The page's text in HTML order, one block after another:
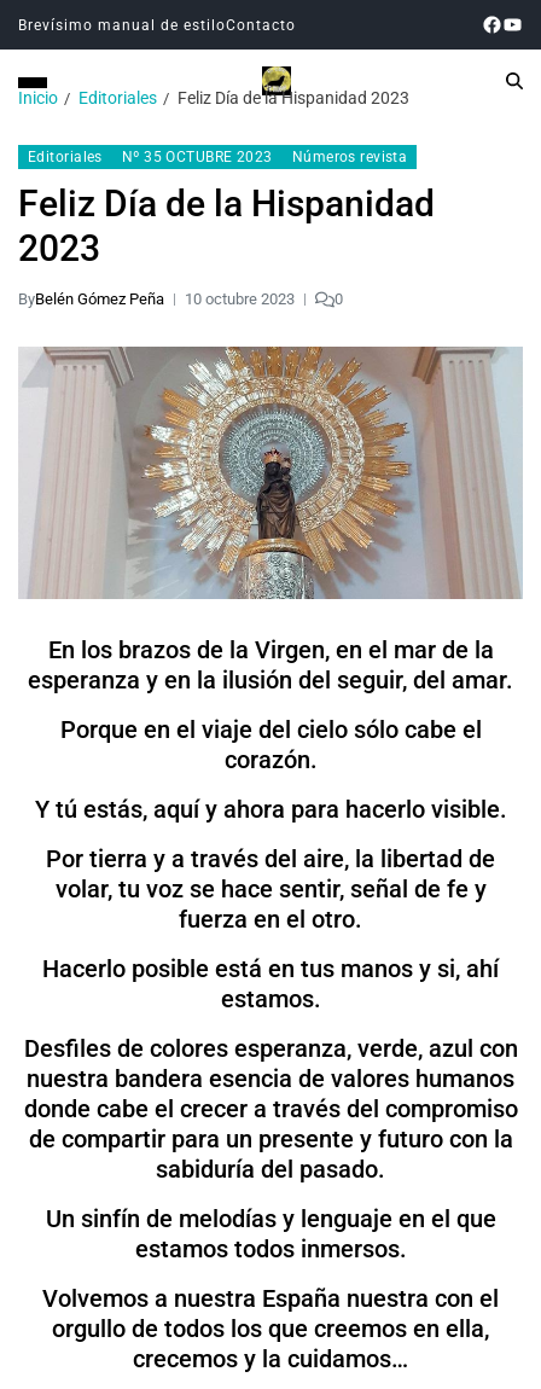
Brevísimo manual de estiloContacto
Inicio Editoriales Feliz Día de la Hispanidad 2023
Editoriales Nº 35 OCTUBRE 2023 Números revista
Feliz Día de la Hispanidad
2023
ByBelén Gómez Peña 10 octubre 2023 0
En los brazos de la Virgen, en el mar de la
esperanza y en la ilusión del seguir, del amar.
Porque en el viaje del cielo sólo cabe el
corazón.
Y tú estás, aquí y ahora para hacerlo visible.
Por tierra y a través del aire, la libertad de
volar, tu voz se hace sentir, señal de fe y
fuerza en el otro.
Hacerlo posible está en tus manos y si, ahí
estamos.
Desfiles de colores esperanza, verde, azul con
nuestra bandera esencia de valores humanos
donde cabe el crecer a través del compromiso
de compartir para un presente y futuro con la
sabiduría del pasado.
Un sinfín de melodías y lenguaje en el que
estamos todos inmersos.
Volvemos a nuestra España nuestra con el
orgullo de todos los que creemos en ella,
crecemos y la cuidamos…